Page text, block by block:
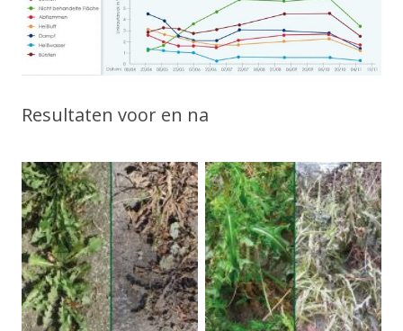
Resultaten voor en na